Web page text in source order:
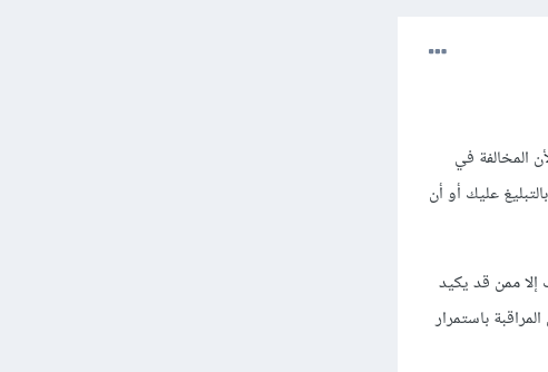
المخالفة في
عليك أو أن
إلا ممن قد يكيد
باستمرار